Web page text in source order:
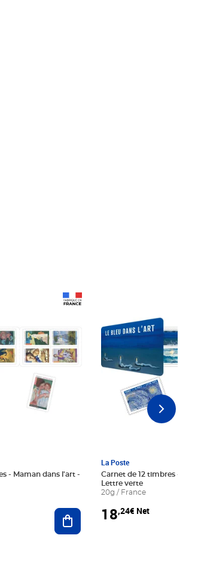
- Maman dans l'art -
Ajouter au panier
La Poste
Carnet de 12 timbres - Le
Lettre verte
20g / France
18,24€ Net